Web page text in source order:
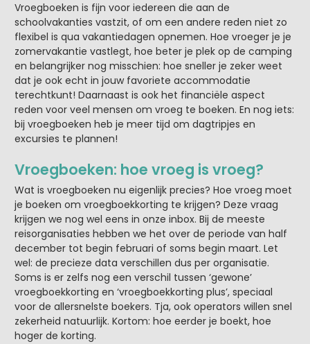
Vroegboeken is fijn voor iedereen die aan de
schoolvakanties vastzit, of om een andere reden niet zo
flexibel is qua vakantiedagen opnemen. Hoe vroeger je je
zomervakantie vastlegt, hoe beter je plek op de camping
en belangrijker nog misschien: hoe sneller je zeker weet
dat je ook echt in jouw favoriete accommodatie
terechtkunt! Daarnaast is ook het financiële aspect
reden voor veel mensen om vroeg te boeken. En nog iets:
bij vroegboeken heb je meer tijd om dagtripjes en
excursies te plannen!
Vroegboeken: hoe vroeg is vroeg?
Wat is vroegboeken nu eigenlijk precies? Hoe vroeg moet
je boeken om vroegboekkorting te krijgen? Deze vraag
krijgen we nog wel eens in onze inbox. Bij de meeste
reisorganisaties hebben we het over de periode van half
december tot begin februari of soms begin maart. Let
wel: de precieze data verschillen dus per organisatie.
Soms is er zelfs nog een verschil tussen ‘gewone’
vroegboekkorting en ‘vroegboekkorting plus’, speciaal
voor de allersnelste boekers. Tja, ook operators willen snel
zekerheid natuurlijk. Kortom: hoe eerder je boekt, hoe
hoger de korting.